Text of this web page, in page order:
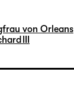
von Orleans
III